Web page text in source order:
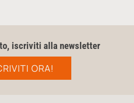
iscriviti alla newsletter
ORA!